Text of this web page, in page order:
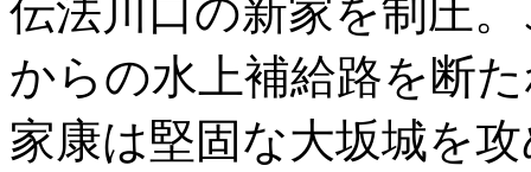
伝法川口の新家を制圧
からの水上補給路を断
家康は堅固な大坂城を